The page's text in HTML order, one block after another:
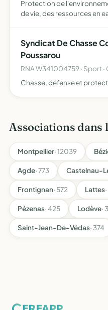
Protection de
de vie, des ressources en
Syndicat De Chasse
Poussarou
RNA W341004759 · Sport ·
Chasse, défense et
Associations dans
Montpellier· 12039
Agde· 773 Castelnau-
Frontignan· 572 Lattes
Pézenas· 425 Lodève·
Saint-Jean-De-Védas· 374